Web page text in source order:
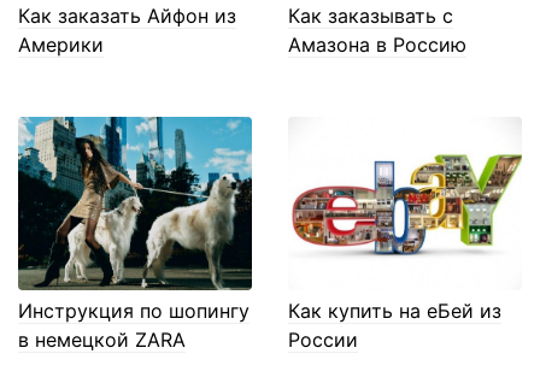
Как заказать Айфон из
Америки
Как заказывать с
Амазона в Россию
Инструкция по шопингу
в немецкой ZARA
Как купить на еБей из
России